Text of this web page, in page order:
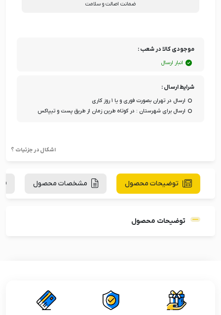
ضمانت اصالت و سلامت
موجودی کالا در شعب :
انبار ارسال
شرایط ارسال :
ارسال در تهران بصورت فوری و یا ۱ روز کاری
ارسال برای شهرستان : در کوتاه طرین زمان از طریق پست و تیپاکس
اشکال در جزئیات ؟
توضیحات محصول مشخصات محصول
توضیحات محصول